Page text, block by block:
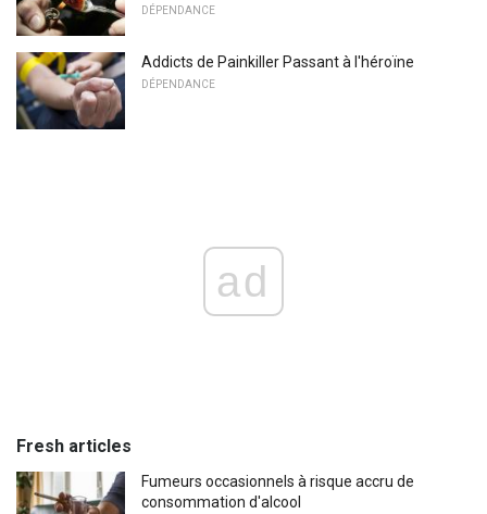
DÉPENDANCE
Addicts de Painkiller Passant à l'héroïne
DÉPENDANCE
ad
Fresh articles
Fumeurs occasionnels à risque accru de
consommation d'alcool